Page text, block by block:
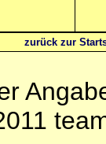
zurück zur